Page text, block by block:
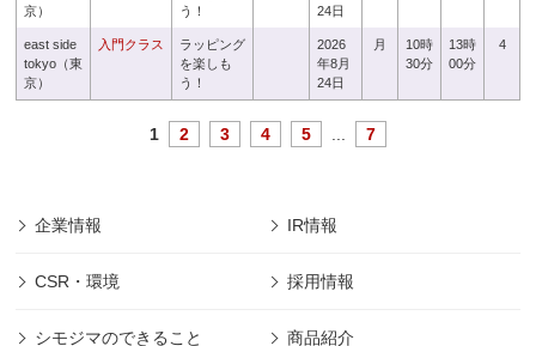
京）
う！
24日
east side
tokyo（東
京）
入門クラス
ラッピング
を楽しも
う！
2026
年8月
24日
月
10時
30分
13時
00分
4
1 2 3 4 5 7
企業情報 IR情報
CSR・環境 採用情報
シモジマのできること 商品紹介